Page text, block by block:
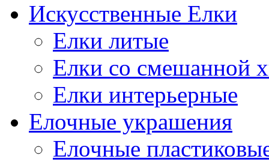
Искусственные Елки
Елки литые
Елки со смешанной
Елки интерьерные
Елочные украшения
Елочные